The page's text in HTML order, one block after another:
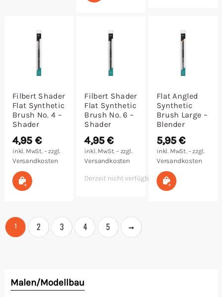
Filbert Shader
Flat Synthetic
Brush No. 4 –
Shader
4,95 €
inkl. MwSt. – zzgl.
Versandkosten
In den Warenkorb
Filbert Shader
Flat Synthetic
Brush No. 6 –
Shader
4,95 €
inkl. MwSt. – zzgl.
Versandkosten
Derzeit nicht verfügbar
Flat Angled
Synthetic
Brush Large –
Blender
5,95€
inkl. MwSt. – zzgl.
Versandkosten
In den
1 2 3 4 5 →
Malen/Modellbau